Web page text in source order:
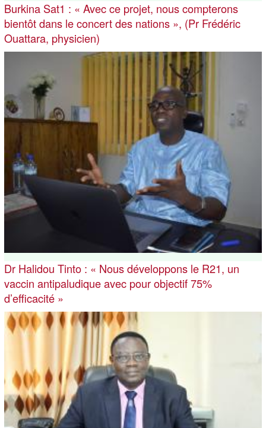
Burkina Sat1 : « Avec ce projet, nous compterons
bientôt dans le concert des nations », (Pr Frédéric
Ouattara, physicien)
Dr Halidou Tinto : « Nous développons le R21, un
vaccin antipaludique avec pour objectif 75%
d’efficacité »